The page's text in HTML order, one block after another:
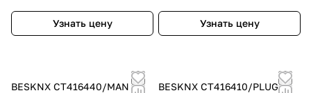
Узнать цену Узнать цену
BESKNX CT416440/MAN
BESKNX CT416410/PLUG